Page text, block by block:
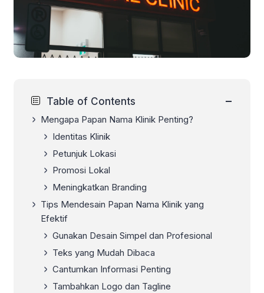
Table of Contents −
Mengapa Papan Nama Klinik Penting?
Identitas Klinik
Petunjuk Lokasi
Promosi Lokal
Meningkatkan Branding
Tips Mendesain Papan Nama Klinik yang
Efektif
Gunakan Desain Simpel dan Profesional
Teks yang Mudah Dibaca
Cantumkan Informasi Penting
Tambahkan Logo dan Tagline